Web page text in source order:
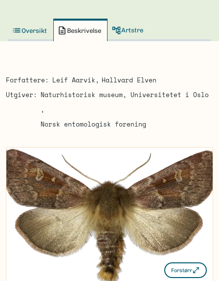
Oversikt Beskrivelse Artstre
Forfattere Leif Aarvik
Hallvard Elven
Utgiver
Naturhistorisk museum, Universitetet i Oslo
Norsk entomologisk forening
Forstørr